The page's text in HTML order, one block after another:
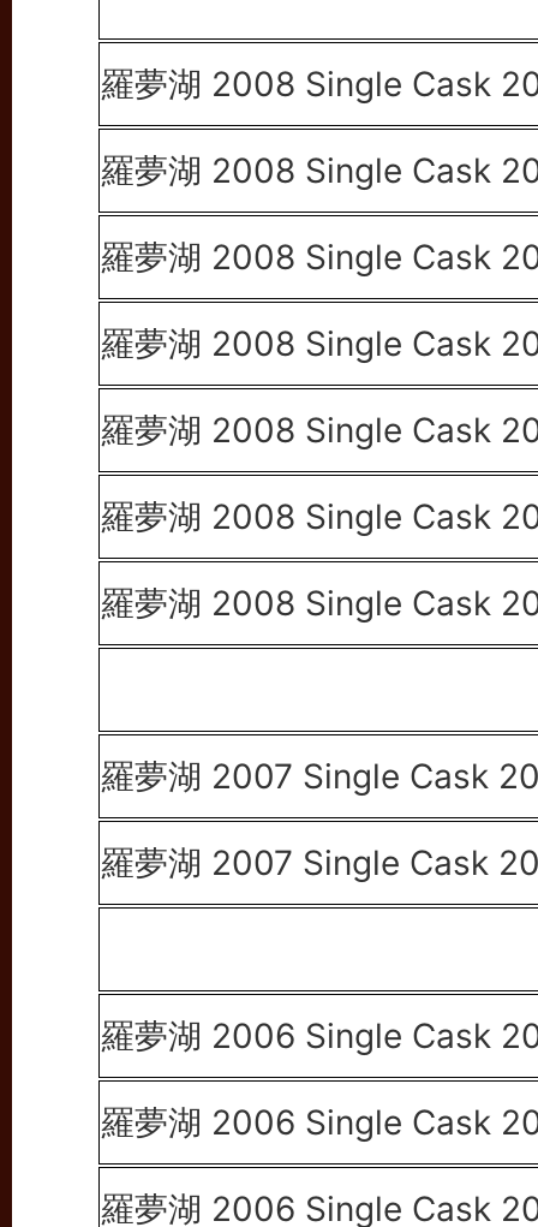
羅夢湖 2008 Single Cask
羅夢湖 2008 Single Cask
羅夢湖 2008 Single Cask
羅夢湖 2008 Single Cask
羅夢湖 2008 Single Cask
羅夢湖 2008 Single Cask
羅夢湖 2008 Single Cask
羅夢湖 2007 Single Cask
羅夢湖 2007 Single Cask
羅夢湖 2006 Single Cask
羅夢湖 2006 Single Cask
羅夢湖 2006 Single Cask